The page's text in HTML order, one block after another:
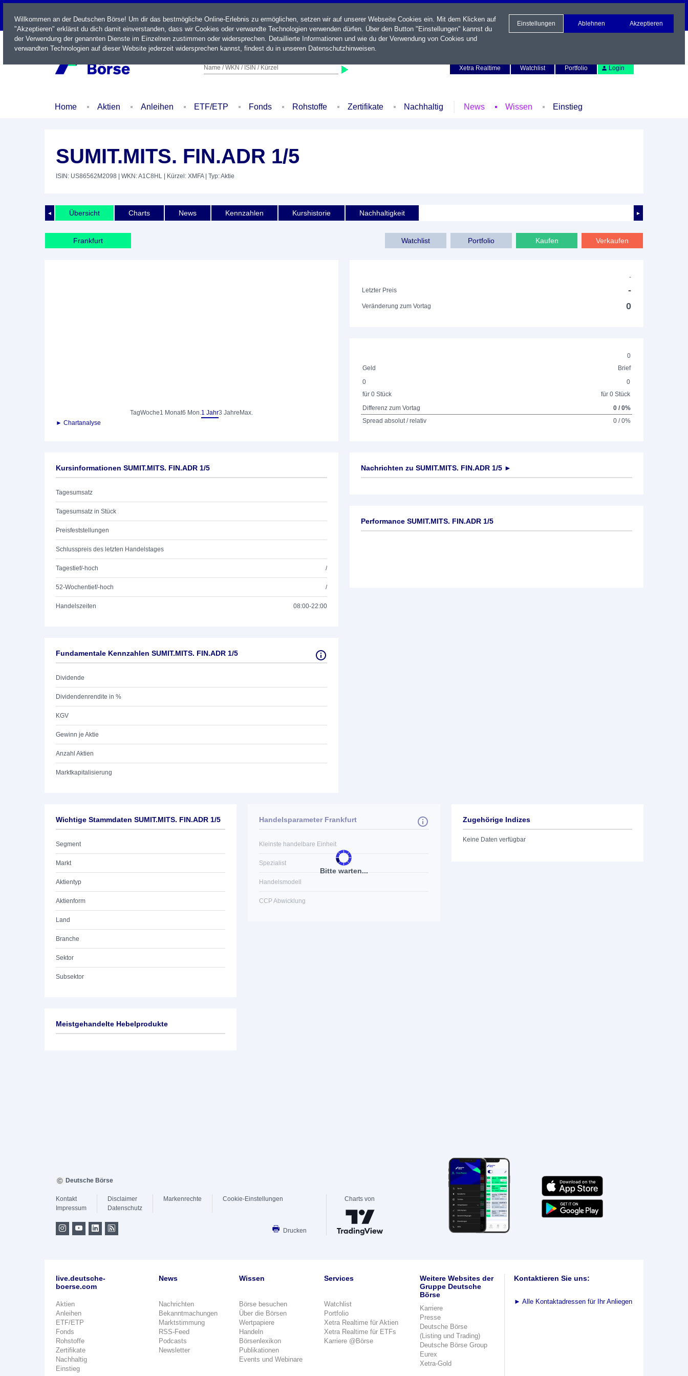
LIVE
Name / WKN / ISIN / Kürzel
Xetra Realtime
Watchlist Portfolio Login
Home Aktien Anleihen ETF/ETP Fonds Rohstoffe Zertifikate Nachhaltig News Wissen Einstieg
SUMIT.MITS. FIN.ADR 1/5
ISIN: US86562M2098 | WKN: A1C8HL | Kürzel: XMFA| Typ: Aktie
◄ ►
Übersicht Charts News Kennzahlen Kurshistorie Nachhaltigkeit
Frankfurt Watchlist Portfolio Kaufen Verkaufen
TagWoche1 Monat6 Mon.1 Jahr3 Jahre Max.
► Chartanalyse
-
Letzter Preis
-
Veränderung zum Vortag 0
0
Geld
Brief
0
für 0 Stück
0
für 0 Stück
Differenz zum Vortag
0 / 0%
Spread absolut / relativ
0 / 0%
Kursinformationen SUMIT.MITS. FIN.ADR 1/5
Tagesumsatz
Tagesumsatz in Stück
Preisfeststellungen
Schlusspreis des letzten Handelstages
Tagestief/-hoch /
52-Wochentief/-hoch /
Handelszeiten 08:00-22:00
Fundamentale Kennzahlen SUMIT.MITS. FIN.ADR 1/5
Dividende
Dividendenrendite in %
KGV
Gewinn je Aktie
Anzahl Aktien
Marktkapitalisierung
Nachrichten zu SUMIT.MITS. FIN.ADR 1/5 ►
Performance SUMIT.MITS. FIN.ADR 1/5
Wichtige Stammdaten SUMIT.MITS. FIN.ADR 1/5
Segment
Markt
Aktientyp
Aktienform
Land
Branche
Sektor
Subsektor
Bitte warten...
Handelsparameter Frankfurt
Kleinste handelbare Einheit
Spezialist
Handelsmodell
CCP Abwicklung
Zugehörige Indizes
Keine Daten verfügbar
Meistgehandelte Hebelprodukte
Willkommen an der Deutschen Börse! Um dir das bestmögliche Online-Erlebnis zu ermöglichen, setzen wir auf unserer Webseite Cookies ein. Mit dem Klicken auf
"Akzeptieren" erklärst du dich damit einverstanden, dass wir Cookies oder verwandte Technologien verwenden dürfen. Über den Button "Einstellungen" kannst du
der Verwendung der genannten Dienste im Einzelnen zustimmen oder widersprechen. Detaillierte Informationen und wie du der Verwendung von Cookies und
verwandten Technologien auf dieser Website jederzeit widersprechen kannst, findest du in unseren Datenschutzhinweisen.
Einstellungen Ablehnen Akzeptieren
Deutsche Börse
Kontakt
Impressum
Disclaimer
Datenschutz
Markenrechte Cookie-Einstellungen
Drucken
Charts von
live.deutsche-
boerse.com
Aktien
Anleihen
ETF/ETP
Fonds
Rohstoffe
Zertifikate
Nachhaltig
Einstieg
News
Nachrichten
Bekanntmachungen
Marktstimmung
RSS-Feed
Podcasts
Newsletter
Wissen
Börse besuchen
Über die Börsen
Wertpapiere
Handeln
Börsenlexikon
Publikationen
Events und Webinare
Services
Watchlist
Portfolio
Xetra Realtime für Aktien
Xetra Realtime für ETFs
Karriere @Börse
Weitere Websites der
Gruppe Deutsche
Börse
Karriere
Presse
Deutsche Börse
(Listing und Trading)
Deutsche Börse Group
Eurex
Xetra-Gold
Kontaktieren Sie uns:
► Alle Kontaktadressen für Ihr Anliegen